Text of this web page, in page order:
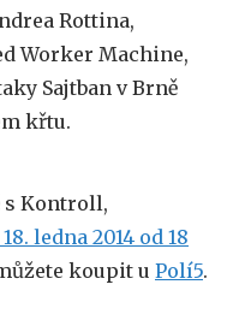
Rottina,
Worker Machine,
Sajtban v Brně
křtu.
s Kontroll,
ledna 2014 od 18
koupit u Polí5.